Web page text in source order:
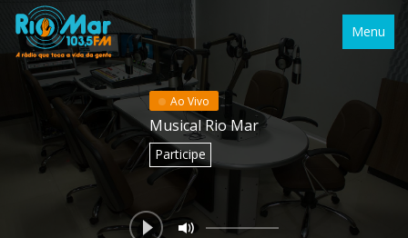
Menu
Ao Vivo
Musical Rio Mar
Participe